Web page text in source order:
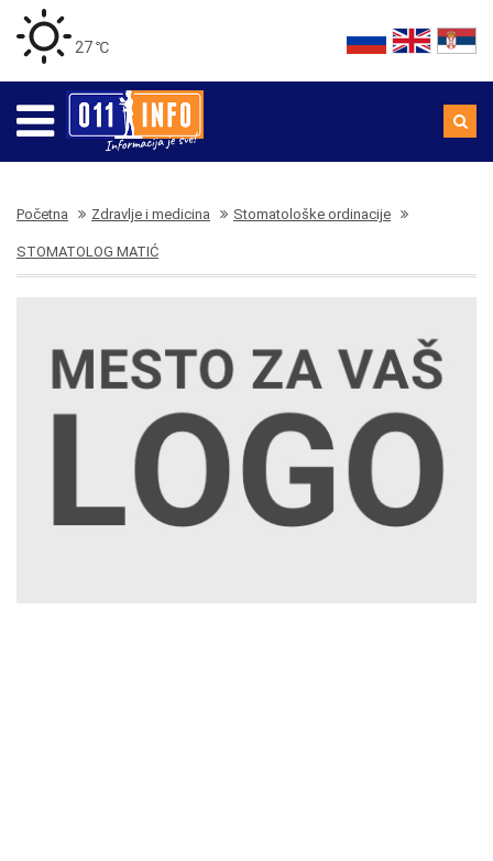
27 ℃
Početna Zdravlje i medicina Stomatološke ordinacije
STOMATOLOG MATIĆ